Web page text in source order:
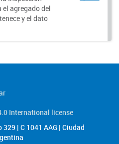
agregado del
y el dato
International license
| C 1041 AAG | Ciudad